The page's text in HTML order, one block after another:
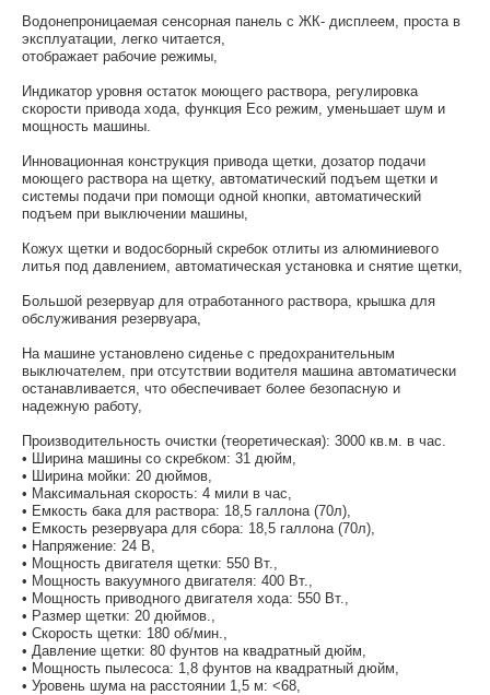
Водонепроницаемая сенсорная панель с ЖК- дисплеем, проста в
эксплуатации, легко читается,
отображает рабочие режимы,
Индикатор уровня остаток моющего раствора, регулировка
скорости привода хода, функция Eco режим, уменьшает шум и
мощность машины.
Инновационная конструкция привода щетки, дозатор подачи
моющего раствора на щетку, автоматический подъем щетки и
системы подачи при помощи одной кнопки, автоматический
подъем при выключении машины,
Кожух щетки и водосборный скребок отлиты из алюминиевого
литья под давлением, автоматическая установка и снятие щетки,
Большой резервуар для отработанного раствора, крышка для
обслуживания резервуара,
На машине установлено сиденье с предохранительным
выключателем, при отсутствии водителя машина автоматически
останавливается, что обеспечивает более безопасную и
надежную работу,
Производительность очистки (теоретическая): 3000 кв.м. в час.
• Ширина машины со скребком: 31 дюйм,
• Ширина мойки: 20 дюймов,
• Максимальная скорость: 4 мили в час,
• Емкость бака для раствора: 18,5 галлона (70л),
• Емкость резервуара для сбора: 18,5 галлона (70л),
• Напряжение: 24 В,
• Мощность двигателя щетки: 550 Вт.,
• Мощность вакуумного двигателя: 400 Вт.,
• Мощность приводного двигателя хода: 550 Вт.,
• Размер щетки: 20 дюймов.,
• Скорость щетки: 180 об/мин.,
• Давление щетки: 80 фунтов на квадратный дюйм,
• Мощность пылесоса: 1,8 фунтов на квадратный дюйм,
• Уровень шума на расстоянии 1,5 м: <68,